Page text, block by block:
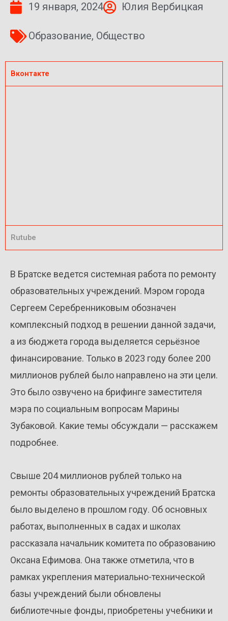
19 января, 2024 Юлия Вербицкая
Образование, Общество
Вконтакте
Rutube
В Братске ведется системная работа по ремонту
образовательных учреждений. Мэром города
Сергеем Серебренниковым обозначен
комплексный подход в решении данной задачи,
а из бюджета города выделяется серьёзное
финансирование. Только в 2023 году более 200
миллионов рублей было направлено на эти цели.
Это было озвучено на брифинге заместителя
мэра по социальным вопросам Марины
Зубаковой. Какие темы обсуждали — расскажем
подробнее.
Свыше 204 миллионов рублей только на
ремонты образовательных учреждений Братска
было выделено в прошлом году. Об основных
работах, выполненных в садах и школах
рассказала начальник комитета по образованию
Оксана Ефимова. Она также отметила, что в
рамках укрепления материально-технической
базы учреждений были обновлены
библиотечные фонды, приобретены учебники и